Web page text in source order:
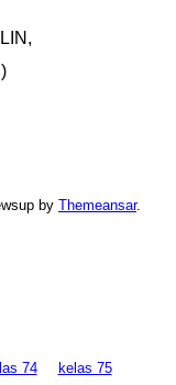
by Themeansar.
74 kelas 75